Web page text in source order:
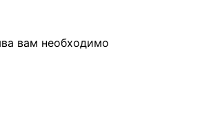
вам необходимо